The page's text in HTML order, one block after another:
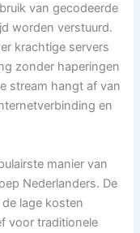
van gecodeerde
worden verstuurd.
krachtige servers
zonder haperingen
stream hangt af van
en
manier van
Nederlanders. De
lage kosten
voor traditionele